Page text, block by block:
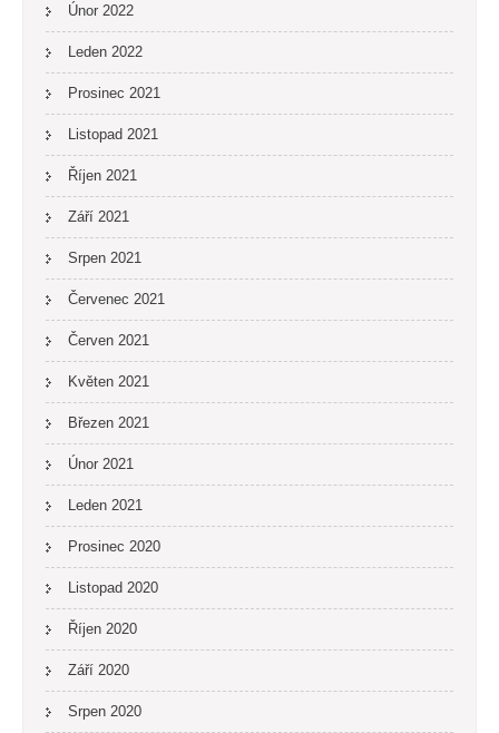
Únor 2022
Leden 2022
Prosinec 2021
Listopad 2021
Říjen 2021
Září 2021
Srpen 2021
Červenec 2021
Červen 2021
Květen 2021
Březen 2021
Únor 2021
Leden 2021
Prosinec 2020
Listopad 2020
Říjen 2020
Září 2020
Srpen 2020